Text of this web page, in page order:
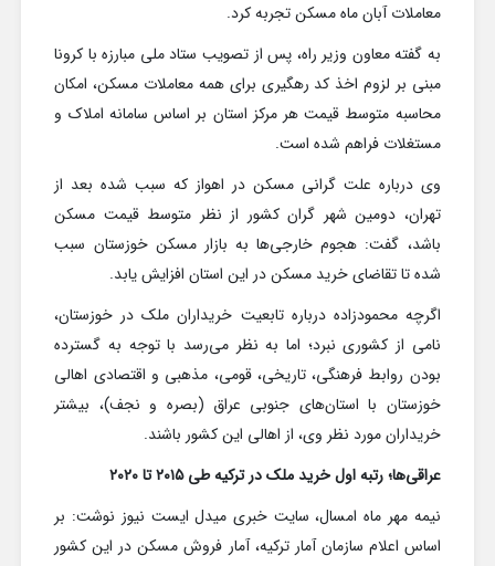
معاملات آبان ماه مسکن تجربه کرد.
به گفته معاون وزیر راه، پس از تصویب ستاد ملی مبارزه با کرونا
مبنی بر لزوم اخذ کد رهگیری برای همه معاملات مسکن، امکان
محاسبه متوسط قیمت هر مرکز استان بر اساس سامانه املاک و
مستغلات فراهم شده است.
وی درباره علت گرانی مسکن در اهواز که سبب شده بعد از
تهران، دومین شهر گران کشور از نظر متوسط قیمت مسکن
باشد، گفت: هجوم خارجی‌ها به بازار مسکن خوزستان سبب
شده تا تقاضای خرید مسکن در این استان افزایش یابد.
اگرچه محمودزاده درباره تابعیت خریداران ملک در خوزستان،
نامی از کشوری نبرد؛ اما به نظر می‌رسد با توجه به گسترده
بودن روابط فرهنگی، تاریخی، قومی، مذهبی و اقتصادی اهالی
خوزستان با استان‌های جنوبی عراق (بصره و نجف)، بیشتر
خریداران مورد نظر وی، از اهالی این کشور باشند.
عراقی‌ها؛ رتبه اول خرید ملک در ترکیه طی ۲۰۱۵ تا ۲۰۲۰
نیمه مهر ماه امسال، سایت خبری میدل ایست نیوز نوشت: بر
اساس اعلام سازمان آمار ترکیه، آمار فروش مسکن در این کشور